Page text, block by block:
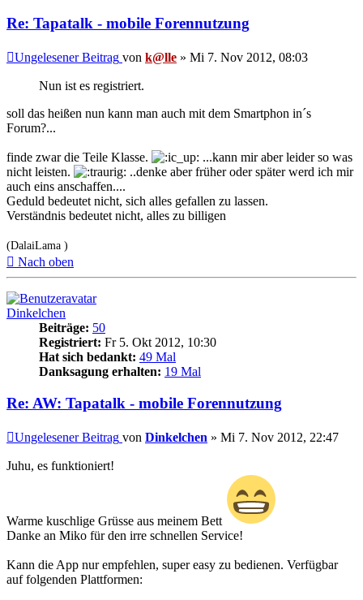
Re: Tapatalk - mobile Forennutzung
Ungelesener Beitrag von k@lle » Mi 7. Nov 2012, 08:03
Nun ist es registriert.
soll das heißen nun kann man auch mit dem Smartphon in´s
Forum?...
finde zwar die Teile Klasse.
...kann mir aber leider so was
nicht leisten.
..denke aber früher oder später werd ich mir
auch eins anschaffen....
Geduld bedeutet nicht, sich alles gefallen zu lassen.
Verständnis bedeutet nicht, alles zu billigen
(DalaiLama )
Nach oben
Dinkelchen
Beiträge: 50
Registriert: Fr 5. Okt 2012, 10:30
Hat sich bedankt: 49 Mal
Danksagung erhalten: 19 Mal
Re: AW: Tapatalk - mobile Forennutzung
Ungelesener Beitrag von Dinkelchen » Mi 7. Nov 2012, 22:47
Juhu, es funktioniert!
Warme kuschlige Grüsse aus meinem Bett
Danke an Miko für den irre schnellen Service!
Kann die App nur empfehlen, super easy zu bedienen. Verfügbar
auf folgenden Plattformen: